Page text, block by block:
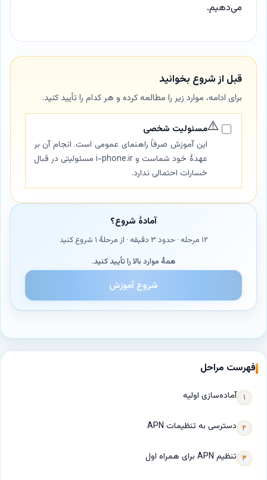
می‌دهیم.
قبل از شروع بخوانید
برای ادامه، موارد زیر را مطالعه کرده و هر کدام را تأیید کنید.
⚠️مسئولیت شخصی
این آموزش صرفاً راهنمای عمومی است. انجام آن بر
عهدهٔ خود شماست و i-phone.ir مسئولیتی در قبال
خسارات احتمالی ندارد.
آمادهٔ شروع؟
۱۲ مرحله · حدود ۳ دقیقه · از مرحلهٔ ۱ شروع کنید
همهٔ موارد بالا را تأیید کنید.
شروع آموزش
فهرست مراحل
۱ آماده‌سازی اولیه
۲ دسترسی به تنظیمات APN
۳ تنظیم APN برای همراه اول